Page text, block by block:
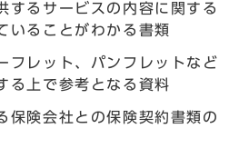
するサービスの内容に関する
いることがわかる書類
フレット、パンフレットなど
る上で参考となる資料
保険会社との保険契約書類の